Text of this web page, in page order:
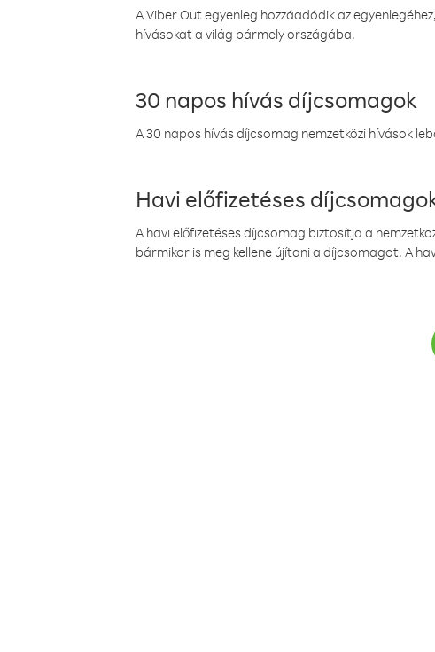
A Viber Out egyenleg hozzáadódik az
hívásokat a világ bármely országába.
30 napos hívás díjcsomagok
A 30 napos hívás díjcsomag nemzetközi hívások
Havi előfizetéses
A havi előfizetéses díjcsomag biztosítja a
bármikor is meg kellene újítani a díjcsomagot. A